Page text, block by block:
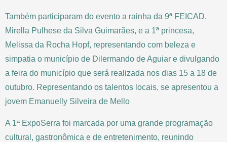
Também participaram do evento a rainha da 9ª FEICAD,
Mirella Pulhese da Silva Guimarães, e a 1ª princesa,
Melissa da Rocha Hopf, representando com beleza e
simpatia o município de Dilermando de Aguiar e divulgando
a feira do município que será realizada nos dias 15 a 18 de
outubro. Representando os talentos locais, se apresentou a
jovem Emanuelly Silveira de Mello
A 1ª ExpoSerra foi marcada por uma grande programação
cultural, gastronômica e de entretenimento, reunindo